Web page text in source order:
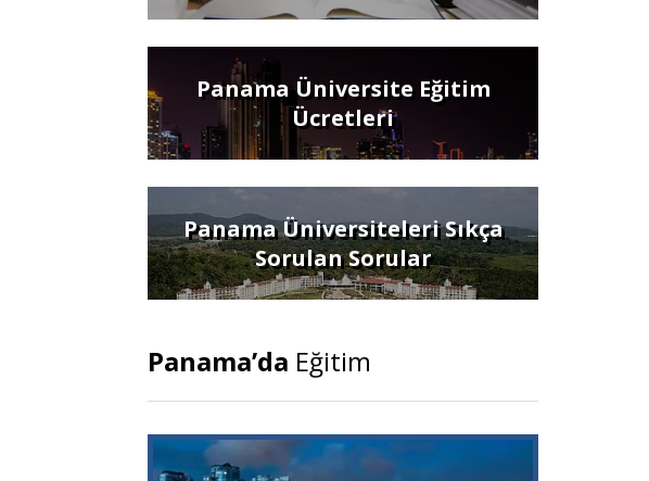
Panama Üniversite Eğitim
Ücretleri
Panama Üniversiteleri Sıkça
Sorulan Sorular
Panama’da Eğitim